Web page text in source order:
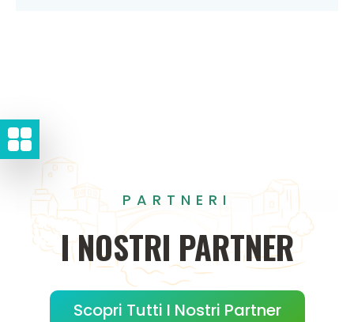
PARTNERI
INOSTRI PARTNER
Scopri Tutti I Nostri Partner